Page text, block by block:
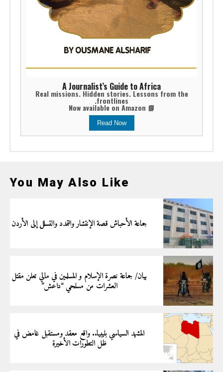
A Journalist’s Guide to Africa
Real missions. Hidden stories. Lessons from the
frontlines.
📘 Now available on Amazon
Read Now
You May Also Like
جماعة الأحباش قصة الإنتشار والتمدد والتسلل إلى الأردن
بيان/ جماعة نصرة الإسلام و المسلمين في مالي تعلن مقتل
العشرات من مسلحي “داعش”
المشهد السياسي بليبيا.. واقع معقد ومستقبل غامض في
ظل التطورات الأخيرة